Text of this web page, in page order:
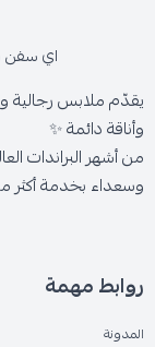
اي سفن
يقدّم ملابس رجالية
وأناقة دائمة ✨
من أشهر البراندات
وسعداء بخدمة أكثر من 300,000 عميل حول
روابط مهمة
المدونة